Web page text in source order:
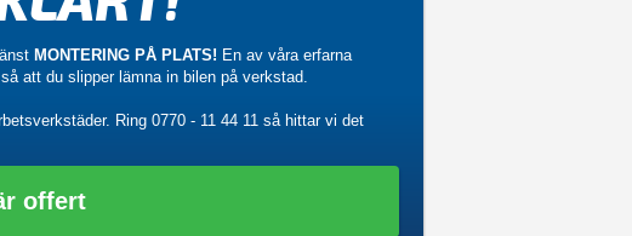
MONTERING PÅ PLATS! En av våra erfarna
att du slipper lämna in bilen på verkstad.
Ring 0770 - 11 44 11 så hittar vi det
offert